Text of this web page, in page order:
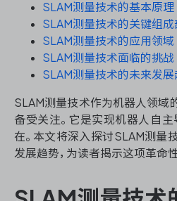
测试管理
研发效能管理
资源和工时管理
服务台和工单管理
SLAM测量技术的基本原理
SLAM测量技术的关键组成
SLAM测量技术的应用领域
SLAM测量技术面临的挑战
SLAM测量技术的未来发展
SLAM测量技术作为机器人领域
备受关注。它是实现机器人自
在。本文将深入探讨SLAM测量
发展趋势，为读者揭示这项革命